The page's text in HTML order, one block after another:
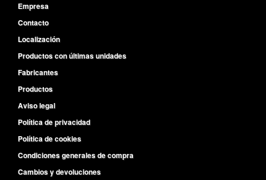
Empresa
Contacto
Localización
Productos con últimas unidades
Fabricantes
Productos
Aviso legal
Política de privacidad
Política de cookies
Condiciones generales de compra
Cambios y devoluciones